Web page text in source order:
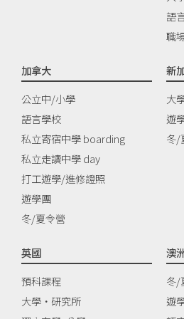
語
職
加拿大
公立中/小學
語言學校
私立寄宿中學 boarding
私立走讀中學 day
打工遊學/進修證照
遊學團
冬/夏令營
新
大
遊
冬/
英國
預科課程
大學‧研究所
澳
冬/
遊